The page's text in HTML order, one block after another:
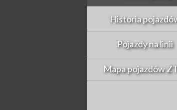
Historia
Pojazdy na linii
Mapa pojazdów